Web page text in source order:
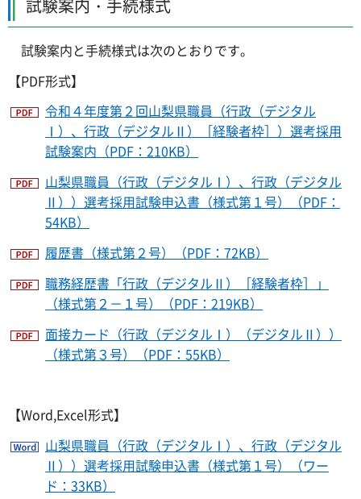
試験案内・手続様式
試験案内と手続様式は次のとおりです。
【PDF形式】
令和４年度第２回山梨県職員（行政（デジタル
Ⅰ）、行政（デジタルⅡ）［経験者枠］）選考採用
試験案内（PDF：210KB）
山梨県職員（行政（デジタルⅠ）、行政（デジタル
Ⅱ））選考採用試験申込書（様式第１号）（PDF：
54KB）
履歴書（様式第２号）（PDF：72KB）
職務経歴書「行政（デジタルⅡ）［経験者枠］」
（様式第２－１号）（PDF：219KB）
面接カード（行政（デジタルⅠ）（デジタルⅡ））
（様式第３号）（PDF：55KB）
【Word,Excel形式】
山梨県職員（行政（デジタルⅠ）、行政（デジタル
Ⅱ））選考採用試験申込書（様式第１号）（ワー
ド：33KB）